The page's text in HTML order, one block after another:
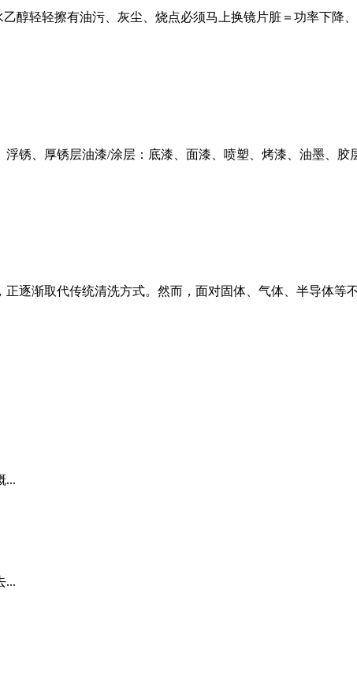
醇轻轻擦有油污、灰尘、烧点必须马上换镜片脏＝功率下降
锈、厚锈层油漆/涂层：底漆、面漆、喷塑、烤漆、油墨、胶
逐渐取代传统清洗方式。然而，面对固体、气体、半导体等
...
...